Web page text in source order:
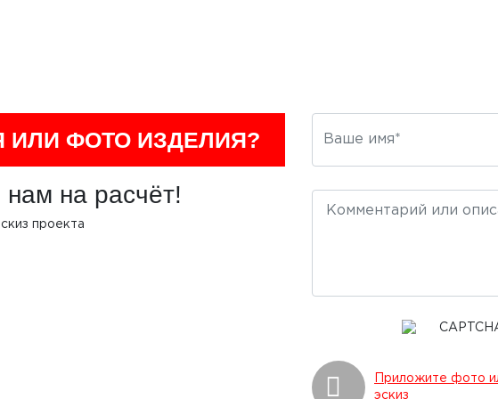
ИЛИ ФОТО ИЗДЕЛИЯ?
на расчёт!
Приложите фото
эскиз